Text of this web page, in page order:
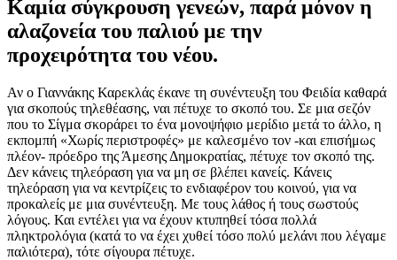
Καμία σύγκρουση γενεών, παρά μόνον η
αλαζονεία του παλιού με την
προχειρότητα του νέου.
Αν ο Γιαννάκης Καρεκλάς έκανε τη συνέντευξη του Φειδία καθαρά
για σκοπούς τηλεθέασης, ναι πέτυχε το σκοπό του. Σε μια σεζόν
που το Σίγμα σκοράρει το ένα μονοψήφιο μερίδιο μετά το άλλο, η
εκπομπή «Χωρίς περιστροφές» με καλεσμένο τον -και επισήμως
πλέον- πρόεδρο της Άμεσης Δημοκρατίας, πέτυχε τον σκοπό της.
Δεν κάνεις τηλεόραση για να μη σε βλέπει κανείς. Κάνεις
τηλεόραση για να κεντρίζεις το ενδιαφέρον του κοινού, για να
προκαλείς με μια συνέντευξη. Με τους λάθος ή τους σωστούς
λόγους. Και εντέλει για να έχουν κτυπηθεί τόσα πολλά
πληκτρολόγια (κατά το να έχει χυθεί τόσο πολύ μελάνι που λέγαμε
παλιότερα), τότε σίγουρα πέτυχε.